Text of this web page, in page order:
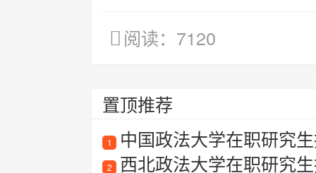
阅读：7120
置顶推荐
1 中国政法大学在职研究
2 西北政法大学在职研究